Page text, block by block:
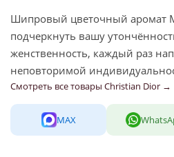
Шипровый цветочный аромат
подчеркнуть вашу
женственность, каждый раз
неповторимой
Смотреть все товары Christian Dior →
MAX